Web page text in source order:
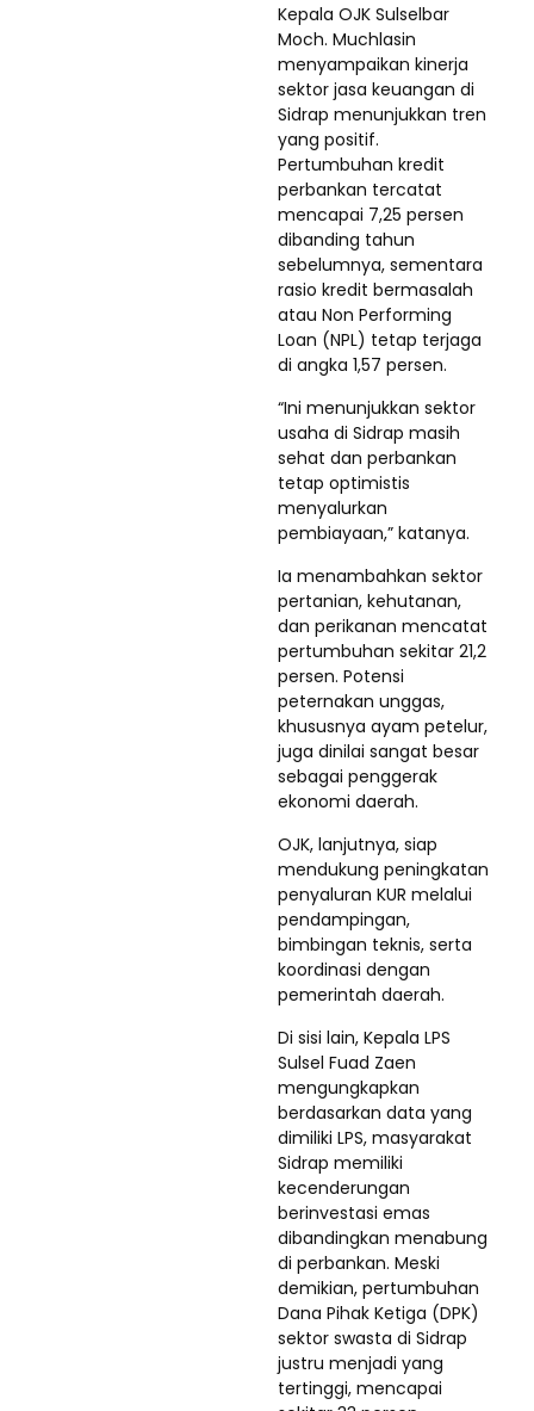
Kepala OJK Sulselbar
Moch. Muchlasin
menyampaikan kinerja
sektor jasa keuangan di
Sidrap menunjukkan tren
yang positif.
Pertumbuhan kredit
perbankan tercatat
mencapai 7,25 persen
dibanding tahun
sebelumnya, sementara
rasio kredit bermasalah
atau Non Performing
Loan (NPL) tetap terjaga
di angka 1,57 persen.
“Ini menunjukkan sektor
usaha di Sidrap masih
sehat dan perbankan
tetap optimistis
menyalurkan
pembiayaan,” katanya.
Ia menambahkan sektor
pertanian, kehutanan,
dan perikanan mencatat
pertumbuhan sekitar 21,2
persen. Potensi
peternakan unggas,
khususnya ayam petelur,
juga dinilai sangat besar
sebagai penggerak
ekonomi daerah.
OJK, lanjutnya, siap
mendukung peningkatan
penyaluran KUR melalui
pendampingan,
bimbingan teknis, serta
koordinasi dengan
pemerintah daerah.
Di sisi lain, Kepala LPS
Sulsel Fuad Zaen
mengungkapkan
berdasarkan data yang
dimiliki LPS, masyarakat
Sidrap memiliki
kecenderungan
berinvestasi emas
dibandingkan menabung
di perbankan. Meski
demikian, pertumbuhan
Dana Pihak Ketiga (DPK)
sektor swasta di Sidrap
justru menjadi yang
tertinggi, mencapai